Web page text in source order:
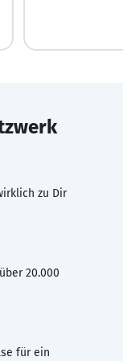
zu Dir
20.000
für ein